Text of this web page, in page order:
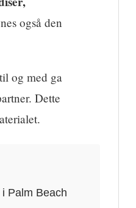
også den
og med ga
Dette
Palm Beach